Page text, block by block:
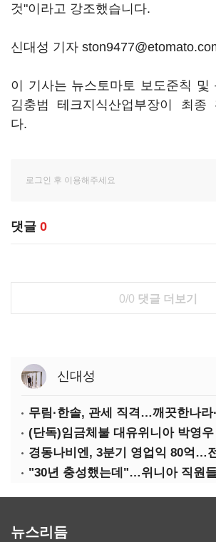
것"이라고 강조했습니다.
신대성 기자
이 기사는 뉴스토마토 보도준칙 및
김충범 테크지식산업부장이 최종
다.
댓글 0
0/0 댓글 더보기
신대성
경동나비엔, 3분기 영업익 80억…
뉴스리듬